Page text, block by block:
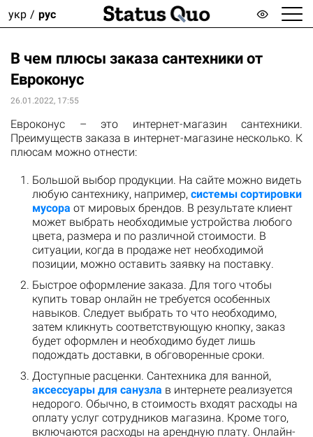
укр рус
В чем плюсы заказа сантехники от
Евроконус
26.01.2022, 17:55
Евроконус – это интернет-магазин сантехники.
Преимуществ заказа в интернет-магазине несколько. К
плюсам можно отнести:
Большой выбор продукции. На сайте можно видеть
любую сантехнику, например, системы сортировки
мусора от мировых брендов. В результате клиент
может выбрать необходимые устройства любого
цвета, размера и по различной стоимости. В
ситуации, когда в продаже нет необходимой
позиции, можно оставить заявку на поставку.
Быстрое оформление заказа. Для того чтобы
купить товар онлайн не требуется особенных
навыков. Следует выбрать то что необходимо,
затем кликнуть соответствующую кнопку, заказ
будет оформлен и необходимо будет лишь
подождать доставки, в обговоренные сроки.
Доступные расценки. Сантехника для ванной,
аксессуары для санузла в интернете реализуется
недорого. Обычно, в стоимость входят расходы на
оплату услуг сотрудников магазина. Кроме того,
включаются расходы на арендную плату. Онлайн-